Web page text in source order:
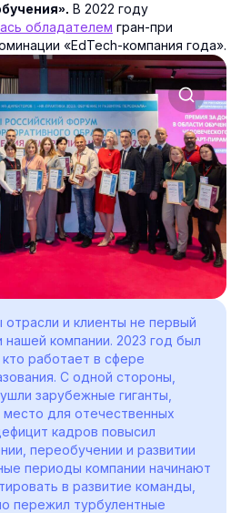
В 2022 году
обладателем гран-при
«EdTech-компания года».
и клиенты не первый
компании. 2023 год был
работает в сфере
С одной стороны,
зарубежные гиганты,
для отечественных
кадров повысил
переобучении и развитии
периоды компании начинают
в развитие команды,
пережил турбулентные